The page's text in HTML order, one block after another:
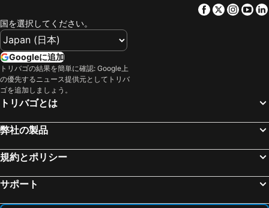
指宿温泉
熊本城
西鉄福岡(天神)駅
黒崎駅
熊本空港
門司港レトロ
マリンワールド海の中道
新地中華街
グランメッセ熊本
福岡国際会議場
福岡国際センター
Facebook
Twitter
国を選択してください。
Googleに追加
トリバゴの結果を簡単に確認: Google上
の優先するニュース提供元としてトリバ
ゴを追加しましょう。
トリバゴとは
弊社の製品
規約とポリシー
サポート